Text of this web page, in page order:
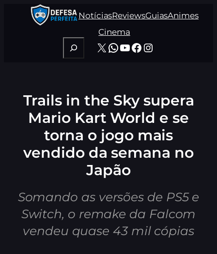
NotíciasReviewsGuiasAnimes
Cinema
Pesquisar
X WhatsApp
Youtube
Facebook
Instagram
Trails in the Sky supera
Mario Kart World e se
torna o jogo mais
vendido da semana no
Japão
Somando as versões de PS5 e
Switch, o remake da Falcom
vendeu quase 43 mil cópias